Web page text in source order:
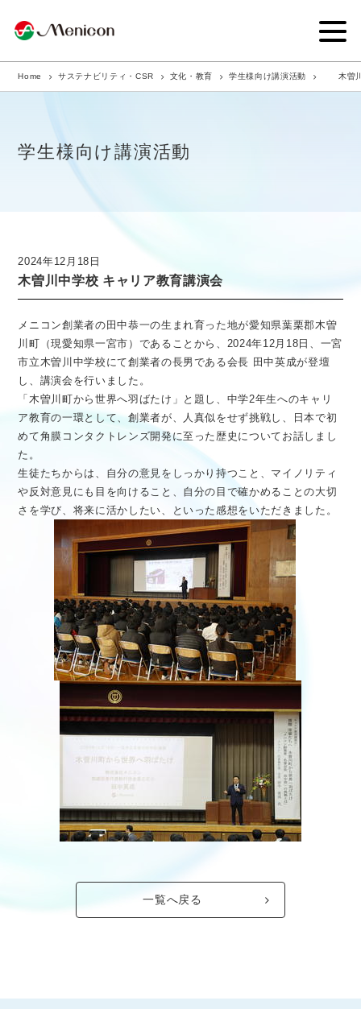
企業情報
商品サイト
ニュース
採用情報
医療従事者向け情報 GLOBAL
Home サステナビリティ・CSR 文化・教育 学生様向け講演活動 木曽
学生様向け講演活動
2024年12月18日
木曽川中学校 キャリア教育講演会
メニコン創業者の田中恭一の生まれ育った地が愛知県葉栗郡木曽
川町（現愛知県一宮市）であることから、2024年12月18日、一宮
市立木曽川中学校にて創業者の長男である会長 田中英成が登壇
し、講演会を行いました。
「木曽川町から世界へ羽ばたけ」と題し、中学2年生へのキャリ
ア教育の一環として、創業者が、人真似をせず挑戦し、日本で初
めて角膜コンタクトレンズ開発に至った歴史についてお話しまし
た。
生徒たちからは、自分の意見をしっかり持つこと、マイノリティ
や反対意見にも目を向けること、自分の目で確かめることの大切
さを学び、将来に活かしたい、といった感想をいただきました。
一覧へ戻る